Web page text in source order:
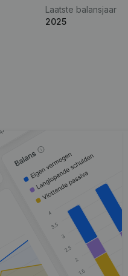
Laatste balansjaar
2025